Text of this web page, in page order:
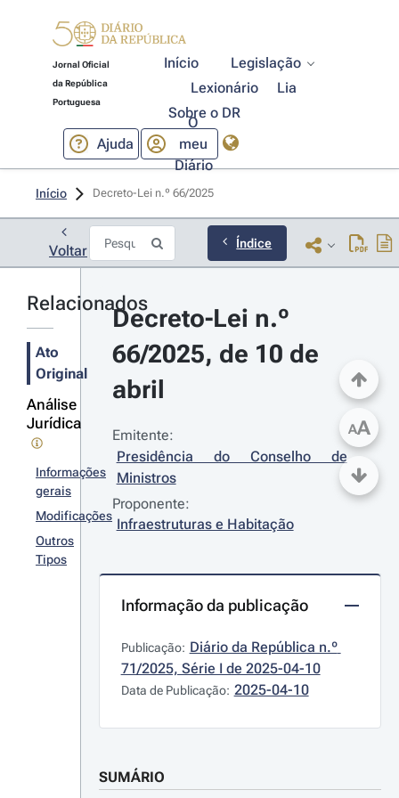
Jornal Oficial
da República
Portuguesa
Início
Legislação
Lexionário
Lia
Sobre o DR
Ajuda
O
meu
Diário
Início Decreto-Lei n.º 66/2025
Voltar Índice
Relacionados
Ato
Original
Análise
Jurídica
Informações
gerais
Modificações
Outros
Tipos
Decreto-Lei n.º
66/2025, de 10 de
abril
Emitente:
Presidência do Conselho de
Ministros
Proponente:
Infraestruturas e Habitação
Informação da publicação
Publicação: Diário da República n.º
71/2025, Série I de 2025-04-10
Data de Publicação: 2025-04-10
SUMÁRIO
AA